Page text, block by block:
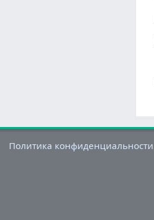
Политика конфиденциальности